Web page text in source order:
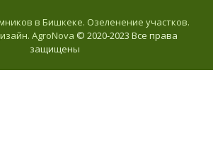
в Бишкеке. Озеленение участков.
AgroNova © 2020-2023 Все права
защищены